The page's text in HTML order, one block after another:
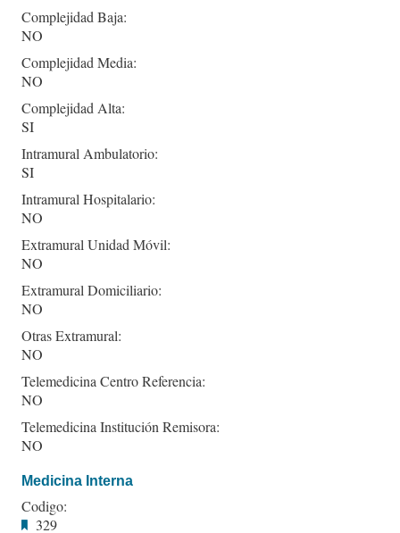
Complejidad Baja:
NO
Complejidad Media:
NO
Complejidad Alta:
SI
Intramural Ambulatorio:
SI
Intramural Hospitalario:
NO
Extramural Unidad Móvil:
NO
Extramural Domiciliario:
NO
Otras Extramural:
NO
Telemedicina Centro Referencia:
NO
Telemedicina Institución Remisora:
NO
Medicina Interna
Codigo:
329